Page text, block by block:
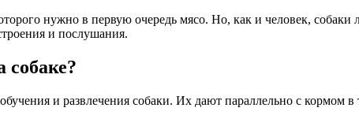
нужно в первую очередь мясо. Но, как и человек,
и послушания.
собаке?
и развлечения собаки. Их дают параллельно с кормом в